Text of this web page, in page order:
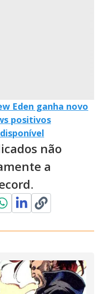
Eden ganha novo
positivos
não
a